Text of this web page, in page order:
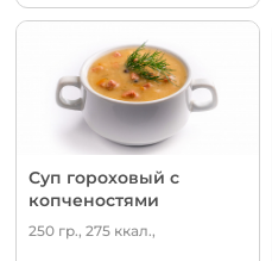
Суп гороховый с
копченостями
250 гр., 275 ккал.,